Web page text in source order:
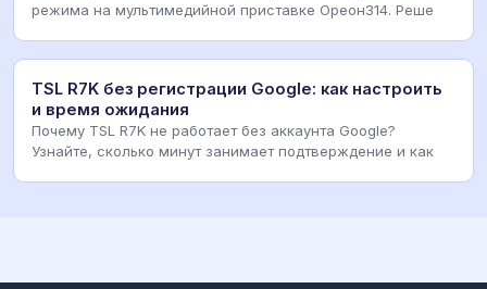
режима на мультимедийной приставке Ореон314. Реше
TSL R7K без регистрации Google: как настроить
и время ожидания
Почему TSL R7K не работает без аккаунта Google?
Узнайте, сколько минут занимает подтверждение и как